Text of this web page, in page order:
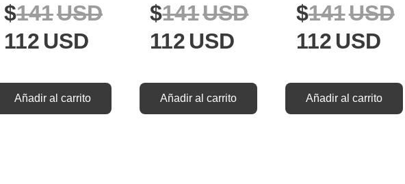
141USD
112 USD
Añadir al carrito
141USD
112 USD
Añadir al carrito
141USD
112 USD
Añadir al carrito